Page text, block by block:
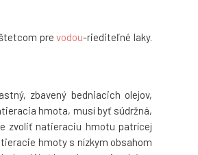
štetcom prevodou-riediteľné laky.
zbavený bedniacich olejov,
hmota, musí byť súdržná,
zvoliť natieraciu hmotu patrícej
hmoty s nízkym obsahom